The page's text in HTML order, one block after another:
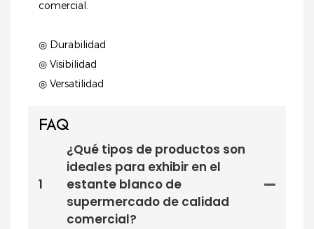
comercial.
◎ Durabilidad
◎ Visibilidad
◎ Versatilidad
FAQ
1
¿Qué tipos de productos son
ideales para exhibir en el
estante blanco de
supermercado de calidad
comercial?